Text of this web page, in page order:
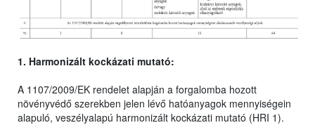
1. Harmonizált kockázati mutató:
A 1107/2009/EK rendelet alapján a forgalomba hozott
növényvédő szerekben jelen lévő hatóanyagok mennyiségein
alapuló, veszélyalapú harmonizált kockázati mutató (HRI 1).